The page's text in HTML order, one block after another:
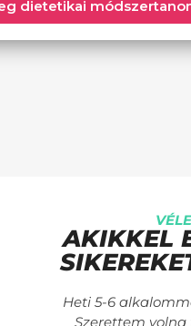
dietetikai
AKIKKEL
Heti 5-6
Szerettem